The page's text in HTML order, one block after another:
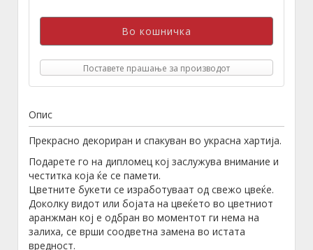
Поставете прашање за производот
Опис
Прекрасно декориран и спакуван во украсна хартија.
Подарете го на дипломец кој заслужува внимание и
честитка која ќе се памети.
Цветните букети се изработуваат од свежо цвеќе.
Доколку видот или бојата на цвеќето во цветниот
аранжман кој е одбран во моментот ги нема на
залиха, се врши соодветна замена во истата
вредност.